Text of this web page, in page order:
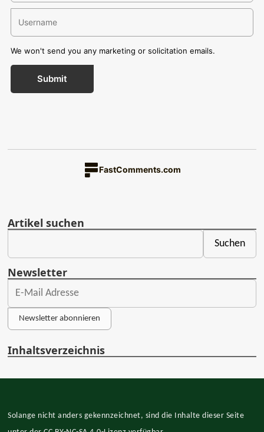
We won't send you any marketing or solicitation emails.
Submit
FastComments.com
Artikel suchen
Newsletter
Newsletter abonnieren
Inhaltsverzeichnis
Solange nicht anders gekennzeichnet, sind die Inhalte dieser Seite